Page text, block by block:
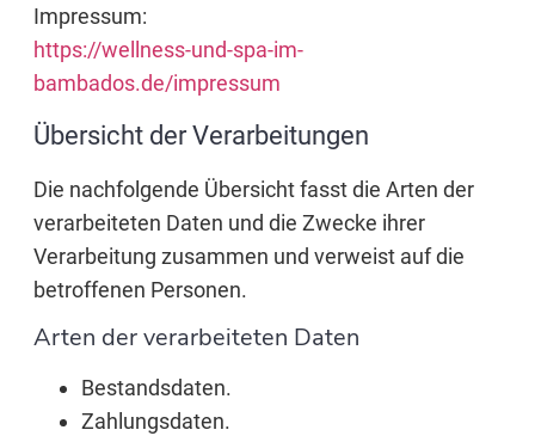
Impressum:
https://wellness-und-spa-im-
bambados.de/impressum
Übersicht der Verarbeitungen
Die nachfolgende Übersicht fasst die Arten der
verarbeiteten Daten und die Zwecke ihrer
Verarbeitung zusammen und verweist auf die
betroffenen Personen.
Arten der verarbeiteten Daten
Bestandsdaten.
Zahlungsdaten.